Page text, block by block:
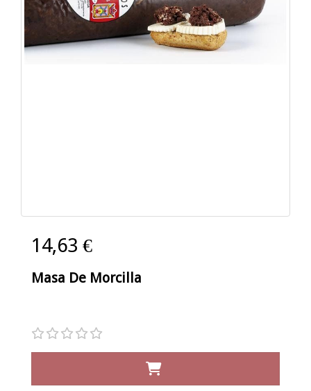
14,63 €
Masa De Morcilla